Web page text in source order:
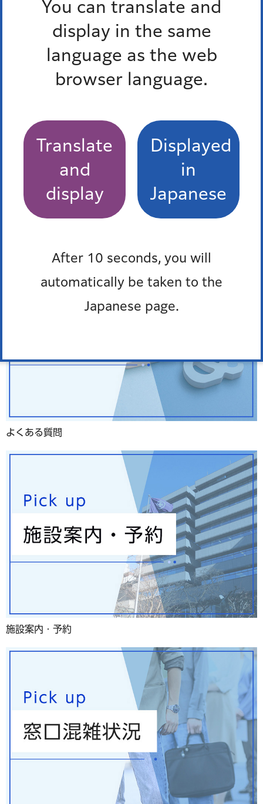
You can translate and
display in the same
language as the web
browser language.
Translate
and
display
Displayed
in
Japanese
After 10 seconds, you will
automatically be taken to the
Japanese page.
認可外保育施設
もっとみる
窓口混雑状況
防災ポータル
よくある質問
施設案内・予約